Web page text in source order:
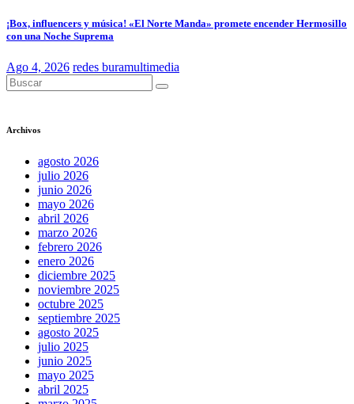
¡Box, influencers y música! «El Norte Manda» promete encender Hermosillo
con una Noche Suprema
Ago 4, 2026 redes buramultimedia
Archivos
agosto 2026
julio 2026
junio 2026
mayo 2026
abril 2026
marzo 2026
febrero 2026
enero 2026
diciembre 2025
noviembre 2025
octubre 2025
septiembre 2025
agosto 2025
julio 2025
junio 2025
mayo 2025
abril 2025